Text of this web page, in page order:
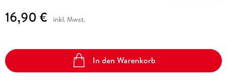
16,90 € inkl. Mwst.
In den Warenkorb